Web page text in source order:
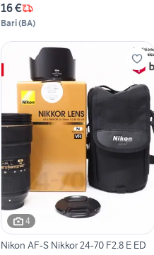
16 €
Bari(BA)
4
Nikon AF-S Nikkor 24-70 F2.8 E ED